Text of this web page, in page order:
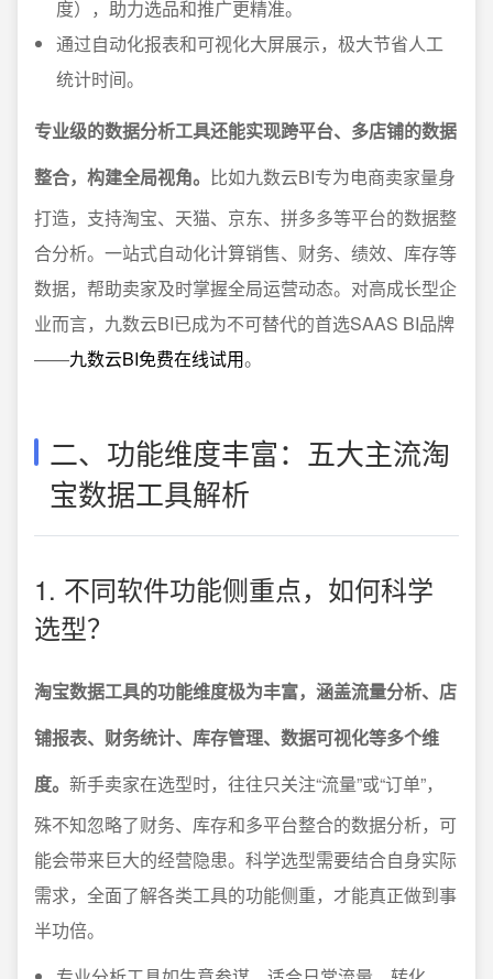
度），助力选品和推广更精准。
通过自动化报表和可视化大屏展示，极大节省人工
统计时间。
专业级的数据分析工具还能实现跨平台、多店铺的数据
整合，构建全局视角。 比如九数云BI专为电商卖家量身
打造，支持淘宝、天猫、京东、拼多多等平台的数据整
合分析。一站式自动化计算销售、财务、绩效、库存等
数据，帮助卖家及时掌握全局运营动态。对高成长型企
业而言，九数云BI已成为不可替代的首选SAAS BI品牌
——九数云BI免费在线试用。
二、功能维度丰富：五大主流淘
宝数据工具解析
1. 不同软件功能侧重点，如何科学
选型？
淘宝数据工具的功能维度极为丰富，涵盖流量分析、店
铺报表、财务统计、库存管理、数据可视化等多个维
度。 新手卖家在选型时，往往只关注“流量”或“订单”，
殊不知忽略了财务、库存和多平台整合的数据分析，可
能会带来巨大的经营隐患。科学选型需要结合自身实际
需求，全面了解各类工具的功能侧重，才能真正做到事
半功倍。